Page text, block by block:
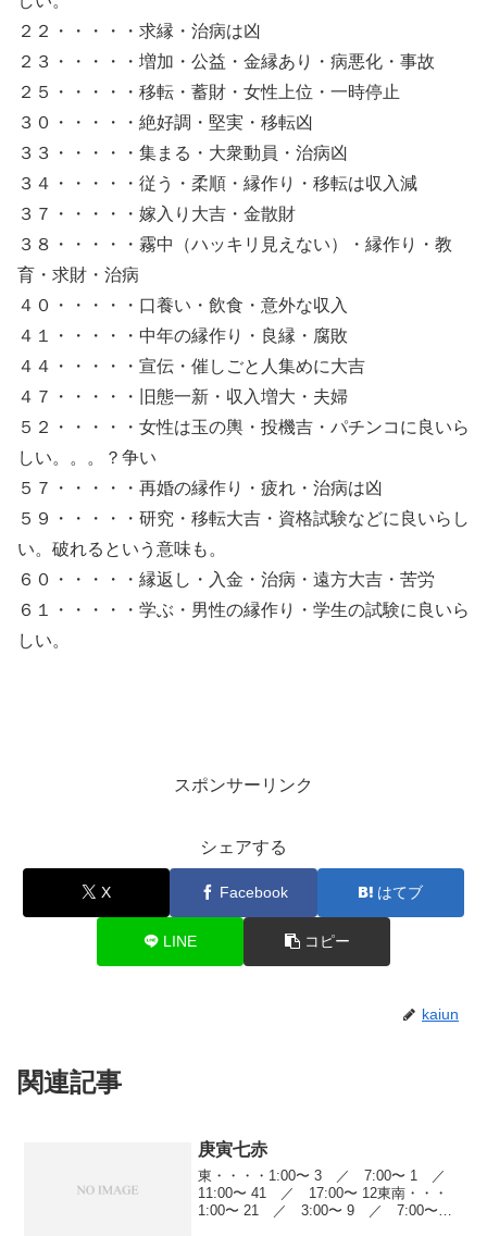
２２・・・・・求縁・治病は凶
２３・・・・・増加・公益・金縁あり・病悪化・事故
２５・・・・・移転・蓄財・女性上位・一時停止
３０・・・・・絶好調・堅実・移転凶
３３・・・・・集まる・大衆動員・治病凶
３４・・・・・従う・柔順・縁作り・移転は収入減
３７・・・・・嫁入り大吉・金散財
３８・・・・・霧中（ハッキリ見えない）・縁作り・教
育・求財・治病
４０・・・・・口養い・飲食・意外な収入
４１・・・・・中年の縁作り・良縁・腐敗
４４・・・・・宣伝・催しごと人集めに大吉
４７・・・・・旧態一新・収入増大・夫婦
５２・・・・・女性は玉の輿・投機吉・パチンコに良いら
しい。。。？争い
５７・・・・・再婚の縁作り・疲れ・治病は凶
５９・・・・・研究・移転大吉・資格試験などに良いらし
い。破れるという意味も。
６０・・・・・縁返し・入金・治病・遠方大吉・苦労
６１・・・・・学ぶ・男性の縁作り・学生の試験に良いら
しい。
スポンサーリンク
シェアする
X Facebook はてブ
LINE コピー
kaiun
関連記事
庚寅七赤
東・・・・1:00〜 3 ／ 7:00〜 1 ／
11:00〜 41 ／ 17:00〜 12東南・・・
1:00〜 21 ／ 3:00〜 9 ／ 7:00〜